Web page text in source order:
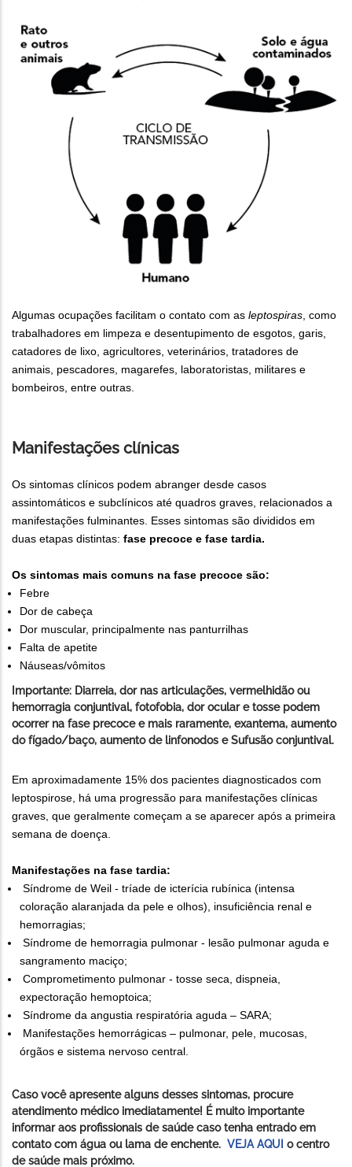
Algumas ocupações facilitam o contato com as leptospiras , como
trabalhadores em limpeza e desentupimento de esgotos, garis,
catadores de lixo, agricultores, veterinários, tratadores de
animais, pescadores, magarefes, laboratoristas, militares e
bombeiros, entre outras.
Manifestações clínicas
Os sintomas clínicos podem abranger desde casos
assintomáticos e subclínicos até quadros graves, relacionados a
manifestações fulminantes. Esses sintomas são divididos em
duas etapas distintas: fase precoce e fase tardia.
Os sintomas mais comuns na fase precoce são:
Febre
Dor de cabeça
Dor muscular, principalmente nas panturrilhas
Falta de apetite
Náuseas/vômitos
Importante: Diarreia, dor nas articulações, vermelhidão ou
hemorragia conjuntival, fotofobia, dor ocular e tosse podem
ocorrer na fase precoce e mais raramente, exantema, aumento
do fígado/baço, aumento de linfonodos e Sufusão conjuntival.
Em aproximadamente 15% dos pacientes diagnosticados com
leptospirose, há uma progressão para manifestações clínicas
graves, que geralmente começam a se aparecer após a primeira
semana de doença.
Manifestações na fase tardia:
Síndrome de Weil - tríade de icterícia rubínica (intensa
coloração alaranjada da pele e olhos), insuficiência renal e
hemorragias;
Síndrome de hemorragia pulmonar - lesão pulmonar aguda e
sangramento maciço;
Comprometimento pulmonar - tosse seca, dispneia,
expectoração hemoptoica;
Síndrome da angustia respiratória aguda – SARA;
Manifestações hemorrágicas – pulmonar, pele, mucosas,
órgãos e sistema nervoso central.
Caso você apresente alguns desses sintomas, procure
atendimento médico imediatamente! É muito importante
informar aos profissionais de saúde caso tenha entrado em
contato com água ou lama de enchente. VEJA AQUI o centro
de saúde mais próximo.